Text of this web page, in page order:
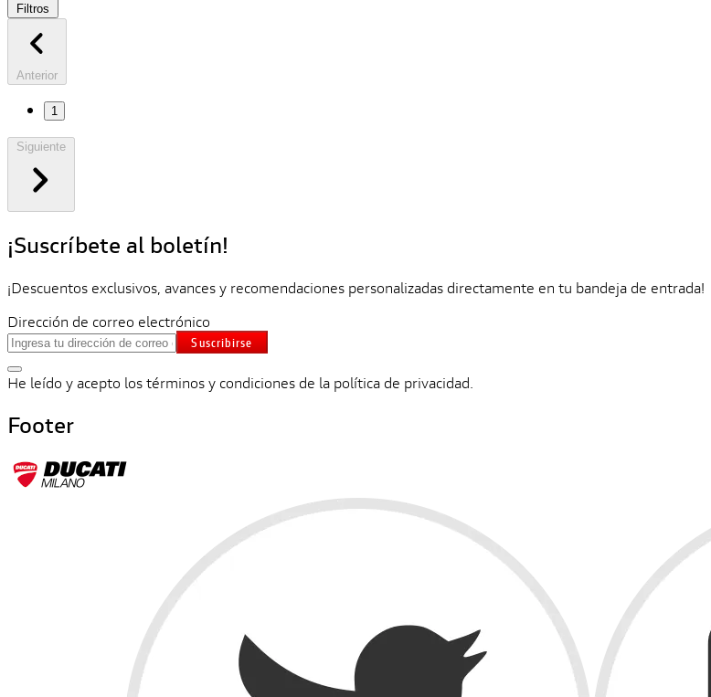
Filtros
Anterior
1
¡Suscríbete al boletín!
¡Descuentos exclusivos, avances y recomendaciones personalizadas directamente en tu bandeja de entrada!
Dirección de correo electrónico
Suscribirse
He leído y acepto los términos y condiciones de la política de privacidad.
Footer